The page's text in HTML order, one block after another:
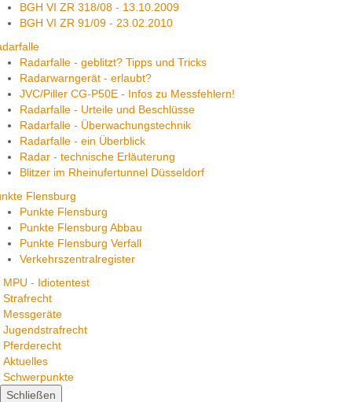
BGH VI ZR 318/08 - 13.10.2009
BGH VI ZR 91/09 - 23.02.2010
Radarfalle - geblitzt? Tipps und Tricks
Radarwarngerät - erlaubt?
JVC/Piller CG-P50E - Infos zu Messfehlern!
Radarfalle - Urteile und Beschlüsse
Radarfalle - Überwachungstechnik
Radarfalle - ein Überblick
Radar - technische Erläuterung
Blitzer im Rheinufertunnel Düsseldorf
Flensburg
Punkte Flensburg
Punkte Flensburg Abbau
Punkte Flensburg Verfall
Verkehrszentralregister
MPU - Idiotentest
Strafrecht
Messgeräte
Jugendstrafrecht
Pferderecht
Aktuelles
Schwerpunkte
Schließen